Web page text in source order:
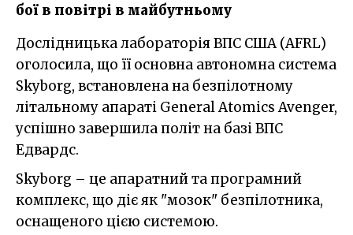
бої в повітрі в майбутньому
Дослідницька лабораторія ВПС США (AFRL)
оголосила, що її основна автономна система
Skyborg, встановлена на безпілотному
літальному апараті General Atomics Avenger,
успішно завершила політ на базі ВПС
Едвардс.
Skyborg – це апаратний та програмний
комплекс, що діє як "мозок" безпілотника,
оснащеного цією системою.